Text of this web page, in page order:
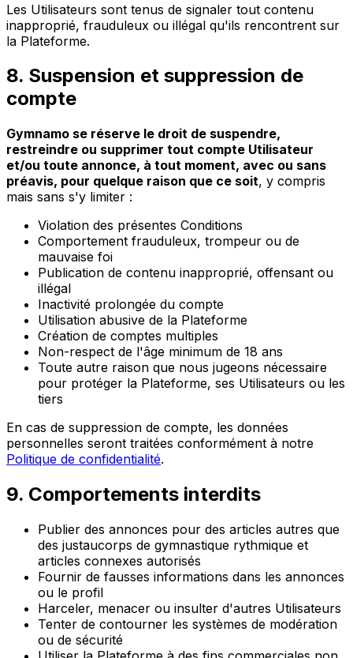
Les Utilisateurs sont tenus de signaler tout contenu
inapproprié, frauduleux ou illégal qu'ils rencontrent sur
la Plateforme.
8. Suspension et suppression de
compte
Gymnamo se réserve le droit de suspendre,
restreindre ou supprimer tout compte Utilisateur
et/ou toute annonce, à tout moment, avec ou sans
préavis, pour quelque raison que ce soit, y compris
mais sans s'y limiter :
Violation des présentes Conditions
Comportement frauduleux, trompeur ou de
mauvaise foi
Publication de contenu inapproprié, offensant ou
illégal
Inactivité prolongée du compte
Utilisation abusive de la Plateforme
Création de comptes multiples
Non-respect de l'âge minimum de 18 ans
Toute autre raison que nous jugeons nécessaire
pour protéger la Plateforme, ses Utilisateurs ou les
tiers
En cas de suppression de compte, les données
personnelles seront traitées conformément à notre
Politique de confidentialité.
9. Comportements interdits
Publier des annonces pour des articles autres que
des justaucorps de gymnastique rythmique et
articles connexes autorisés
Fournir de fausses informations dans les annonces
ou le profil
Harceler, menacer ou insulter d'autres Utilisateurs
Tenter de contourner les systèmes de modération
ou de sécurité